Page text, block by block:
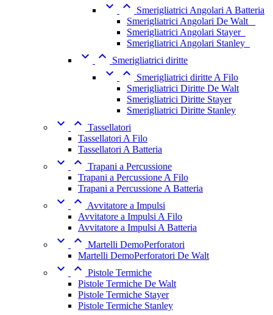
 
Smerigliatrici Angolari A Batteria
Smerigliatrici Angolari De Walt _
Smerigliatrici Angolari Stayer_
Smerigliatrici Angolari Stanley_
  Smerigliatrici diritte
 
Smerigliatrici diritte A Filo
Smerigliatrici Diritte De Walt
Smerigliatrici Diritte Stayer
Smerigliatrici Diritte Stanley
  Tassellatori
Tassellatori A Filo
Tassellatori A Batteria
  Trapani a Percussione
Trapani a Percussione A Filo
Trapani a Percussione A Batteria
  Avvitatore a Impulsi
Avvitatore a Impulsi A Filo
Avvitatore a Impulsi A Batteria
  Martelli DemoPerforatori
Martelli DemoPerforatori De Walt
  Pistole Termiche
Pistole Termiche De Walt
Pistole Termiche Stayer
Pistole Termiche Stanley